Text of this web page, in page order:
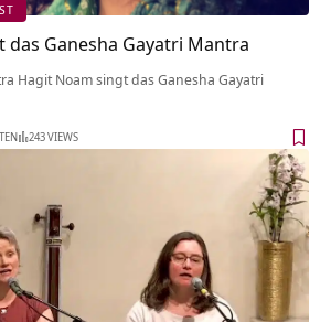
das Ganesha Gayatri Mantra
Hagit Noam singt das Ganesha Gayatri
243 VIEWS